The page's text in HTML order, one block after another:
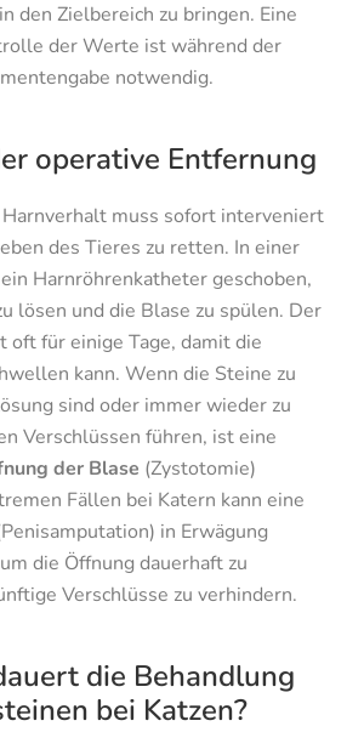
den Zielbereich zu bringen. Eine
der Werte ist während der
notwendig.
operative Entfernung
muss sofort interveniert
des Tieres zu retten. In einer
Harnröhrenkatheter geschoben,
lösen und die Blase zu spülen. Der
oft für einige Tage, damit die
kann. Wenn die Steine zu
sind oder immer wieder zu
Verschlüssen führen, ist eine
der Blase (Zystotomie)
Fällen bei Katern kann eine
in Erwägung
die Öffnung dauerhaft zu
Verschlüsse zu verhindern.
die Behandlung
bei Katzen?